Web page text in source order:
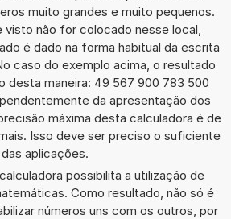
muito grandes e muito pequenos.
visto não for colocado nesse local,
é dado na forma habitual da escrita
caso do exemplo acima, o resultado
desta maneira: 49 567 900 783 500
da apresentação dos
máxima desta calculadora é de
Isso deve ser preciso o suficiente
aplicações.
possibilita a utilização de
Como resultado, não só é
números uns com os outros, por